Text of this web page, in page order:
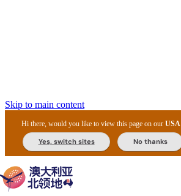
Skip to main content
Hi there, would you like to view this page on ourUSA
Yes, switch sites No thanks